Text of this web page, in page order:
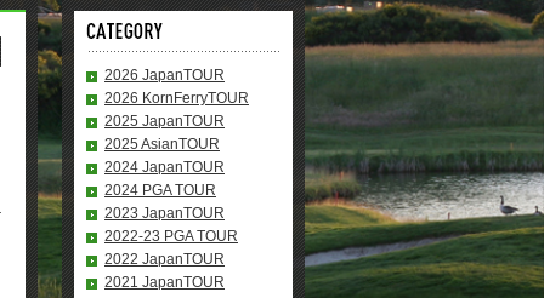
2026 JapanTOUR
2026 KornFerryTOUR
2025 JapanTOUR
2025 AsianTOUR
2024 JapanTOUR
2024 PGA TOUR
2023 JapanTOUR
2022-23 PGA TOUR
2022 JapanTOUR
2021 JapanTOUR